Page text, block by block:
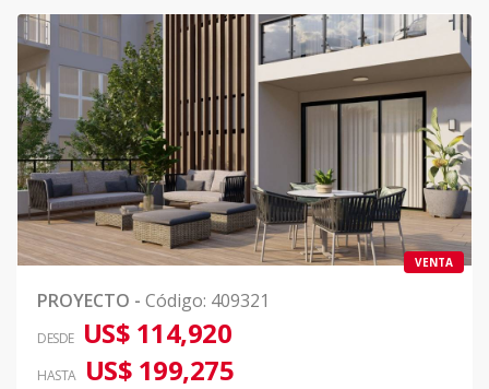
VENTA
PROYECTO - Código: 409321
DESDE US$ 114,920
HASTA US$ 199,275